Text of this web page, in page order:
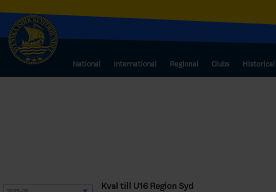
National International Regional Clubs Historical
Kval till U16 Region Syd